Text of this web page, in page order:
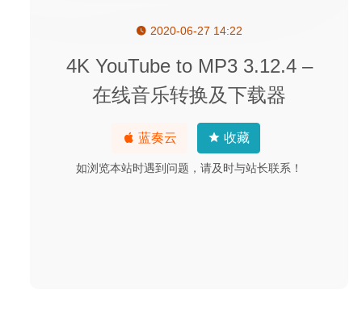
2020-06-27 14:22
4K YouTube to MP3 3.12.4 –
在线音乐转换及下载器
蓝奏云 收藏
如浏览本站时遇到问题，请及时与站长联系！
NoteBurner Spotify 1.1.8 for Mac- 优秀的Spotify音频转换
解决无法打开“xxx.pkg”，因为它不是从App Store下载导致
无法安装的办法 2020-02-13
Treasures of Montezuma 2(蒙特祖玛的宝藏2) 1.0 中文版
– 画面精美的消除类游戏 2021-09-14
Cisdem Video Converter 5.4.0 – 优秀的视频格式转换工具